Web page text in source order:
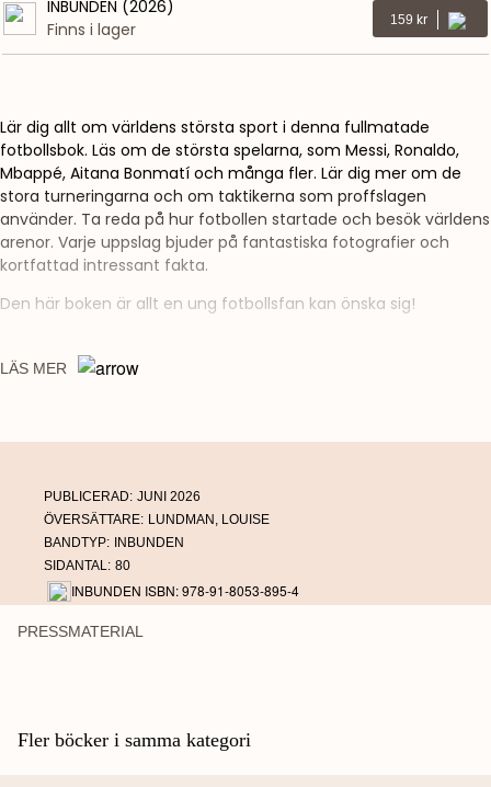
INBUNDEN (2026)
Finns i lager
159 Kr
Lär dig allt om världens största sport i denna fullmatade
fotbollsbok. Läs om de största spelarna, som Messi, Ronaldo,
Mbappé, Aitana Bonmatí och många fler. Lär dig mer om de
stora turneringarna och om taktikerna som proffslagen
använder. Ta reda på hur fotbollen startade och besök världens
arenor. Varje uppslag bjuder på fantastiska fotografier och
kortfattad intressant fakta.
Den här boken är allt en ung fotbollsfan kan önska sig!
LÄS MER
PUBLICERAD: JUNI 2026
ÖVERSÄTTARE: LUNDMAN, LOUISE
BANDTYP:
INBUNDEN
SIDANTAL: 80
INBUNDEN ISBN: 978-91-8053-895-4
PRESSMATERIAL
Fler böcker i samma kategori